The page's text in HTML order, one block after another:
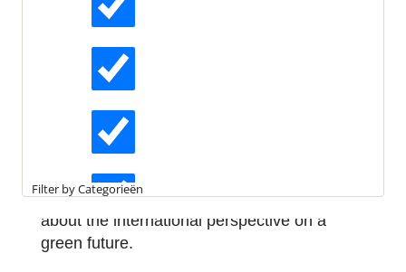
Longreads
Filter by Categorieën
Leestijd:2 minuten
DGBW: ‘Made in Holland’ – An
international perspective on a
green future
During the Dutch Green Building Week Arjen
de Snoo from DLA Piper engaged in a round
table session with Edwin de Kuiper, Martin
Haller, Bahar Celik and Arthur van Kooij
about the international perspective on a
green future.